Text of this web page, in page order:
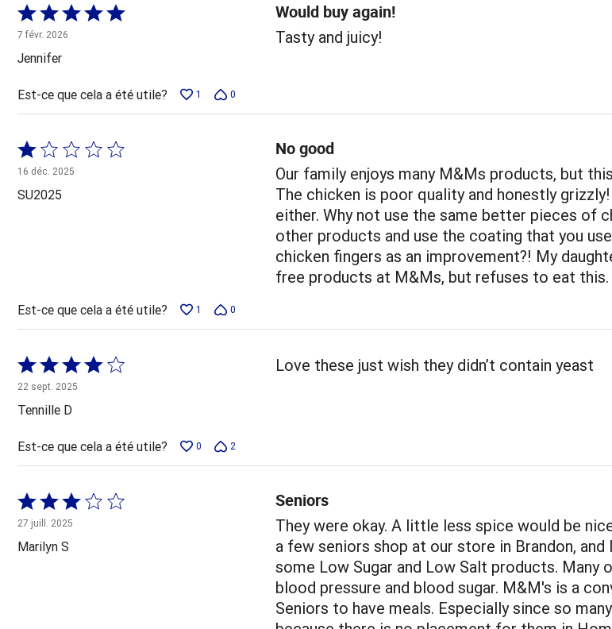
Coté
5 sur
5
7 févr. 2026
Jennifer
Would buy again!
Tasty and juicy!
Est-ce que cela a été utile? 1 0
Coté
1 sur
5
16 déc. 2025
SU2025
No good
Our family enjoys many M&Ms products, but
The chicken is poor quality and honestly
either. Why not use the same better pieces of
other products and use the coating that you
chicken fingers as an improvement?! My
free products at M&Ms, but refuses to eat this.
Est-ce que cela a été utile? 1 0
Coté
4 sur
5
22 sept. 2025
Tennille D
Love these just wish they didn’t contain yeast
Est-ce que cela a été utile? 0 2
Coté
3 sur
5
27 juill. 2025
Marilyn S
Seniors
They were okay. A little less spice would be
a few seniors shop at our store in Brandon,
some Low Sugar and Low Salt products. Many
blood pressure and blood sugar. M&M's is a
Seniors to have meals. Especially since so